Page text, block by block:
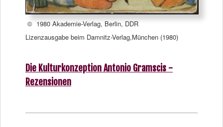
© 1980 Akademie-Verlag, Berlin, DDR
Lizenzausgabe beim Damnitz-Verlag,München (1980)
Die Kulturkonzeption Antonio Gramscis -
Rezensionen